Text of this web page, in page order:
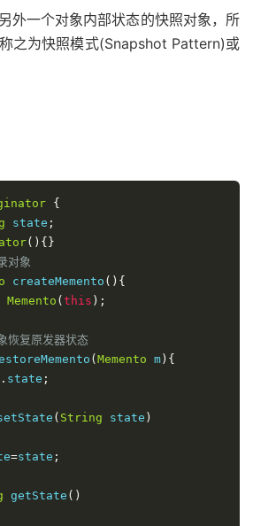
外一个对象内部状态的快照对象，所
之为快照模式(Snapshot Pattern)或
{
state ;
(){}
对象
createMemento (){
Memento (this );
复原发器状态
(Memento m){
. state ;
( String state )
=state ;
getState ()